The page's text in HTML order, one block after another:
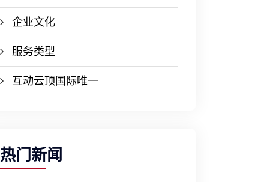
企业文化
服务类型
互动云顶国际唯一
热门新闻